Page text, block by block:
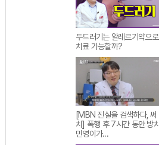
두드러기는 알레르기약으로
치료 가능할까?
[MBN 진실을 검색하다, 써
치] 폭행 후 7시간 동안 방치,
민영이가...